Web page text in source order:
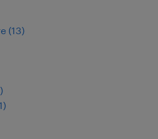
(13)
)
)